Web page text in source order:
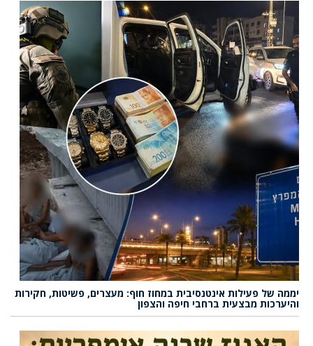
יממה של פעילות אינטנסיבית במחוז חוף: מעצרים, פשיטות, חקירות
והיערכות מבצעית ברחבי חיפה והצפון